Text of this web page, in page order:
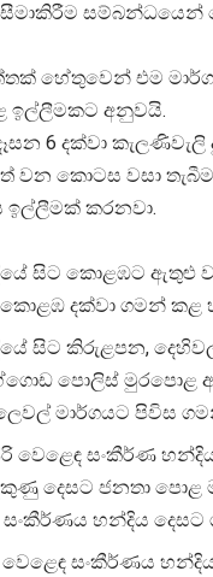
සම්බන්ධයෙන්
හේතුවෙන් එම
ඉල්ලීමකට අනුවයි.
6 දක්වා
වන කොටස වසා
ඉල්ලීමක් කරනවා.
සිට කොළඹට ඇතුළු
දක්වා ගමන් කළ
සිට කිරුළපන,
පොලිස් මුරපොළ
මාර්ගයට පිවිස
වෙළෙඳ සංකීර්ණ
දෙසට ජනතා පොළ
හන්දිය දෙසට
සංකීර්ණය